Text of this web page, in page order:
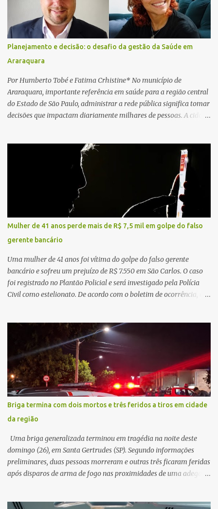
socorristas iniciaram imediatamente as manobras de reanimação
cardiopulmonar (RCP), porém, apesar de todos os esforços, o
motorista não respondeu aos procedimentos. Às 17h03, médicos
da Unidade de Suporte Avançado constataram o óbito da vítima.
Fonte: São Carlos Agora
Planejamento e decisão: o desafio da gestão da Saúde em
Araraquara
Por Humberto Tobé e Fatima Crhistine* No município de
Araraquara, importante referência em saúde para a região central
do Estado de São Paulo, administrar a rede pública significa tomar
decisões que impactam diariamente milhares de pessoas. A cidade
município, mas também de diversas cidades do entorno,
ampliando significativamente a responsabilidade da gestão sobre
o Sistema Único de Saúde (SUS). Nos últimos anos, o Governo
Federal tem ampliado investimentos destinados ao fortalecimento
da atenção básica, da infraestrutura hospitalar e da
regionalização dos serviços de saúde. Entretanto, em um cenário
de demandas crescentes e recursos necessariamente limitados, a
principal missão da gestão pública não é apenas investir mais,
mas decidir melhor onde investir para produzir o maior benefício
possível à população. Essa reflexão encontra respaldo tanto na
teoria da admini...
Mulher de 41 anos perde mais de R$ 7,5 mil em golpe do falso
gerente bancário
Uma mulher de 41 anos foi vítima do golpe do falso gerente
bancário e sofreu um prejuízo de R$ 7.550 em São Carlos. O caso
foi registrado no Plantão Policial e será investigado pela Polícia
Civil como estelionato. De acordo com o boletim de ocorrência, a
suspeito alegou que seria necessário atualizar o cadastro da conta
e passou a orientar a vítima sobre os procedimentos que deveriam
ser realizados. Dias depois, o golpista enviou um documento em
PDF simulando uma comunicação oficial da instituição financeira.
Na sequência, entrou em contato por telefone e encaminhou um
link, orientando a vítima a acessá-lo pelo computador para
concluir a suposta atualização cadastral. Após realizar o
procedimento, a conta bancária ficou bloqueada por algumas
horas. Sem conseguir acessar o sistema, a vítima tentou
novamente contato com o suposto gerente, mas não obteve
resposta. Na segunda-fe...
Briga termina com dois mortos e três feridos a tiros em cidade
da região
Uma briga generalizada terminou em tragédia na noite deste
domingo (26), em Santa Gertrudes (SP). Segundo informações
preliminares, duas pessoas morreram e outras três ficaram feridas
após disparos de arma de fogo nas proximidades de uma adega. O